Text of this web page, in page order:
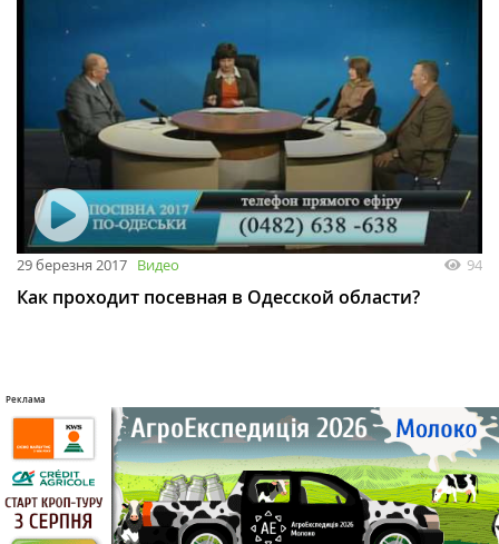
29 березня 2017 Видео 94
Как проходит посевная в Одесской области?